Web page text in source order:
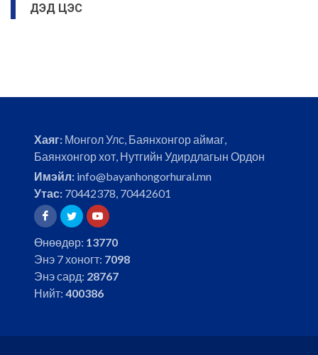
ДЭД ЦЭС
Хаяг: Монгол Улс, Баянхонгор аймаг,
Баянхонгор хот, Нутгийн Удирдлагын Ордон
Имэйл: info@bayanhongorhural.mn
Утас: 70442378, 70442601
Өнөөдөр: 13770
Энэ 7 хоногт: 7098
Энэ сард: 28767
Нийт: 400386